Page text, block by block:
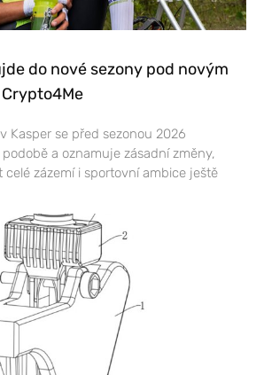
do nové sezony pod novým
Kasper se před sezonou 2026
a oznamuje zásadní změny,
celé zázemí i sportovní ambice ještě